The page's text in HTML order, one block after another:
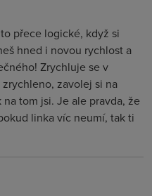
přece logické, když si
hned i novou rychlost a
Zrychluje se v
zavolej si na
tom jsi. Je ale pravda, že
linka víc neumí, tak ti